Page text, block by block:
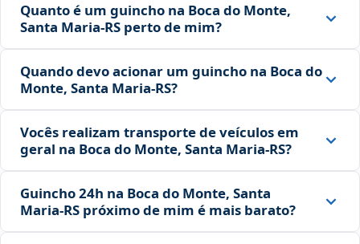
Quanto é um guincho na Boca do Monte,
Santa Maria‑RS perto de mim?
Quando devo acionar um guincho na Boca do
Monte, Santa Maria‑RS?
Vocês realizam transporte de veículos em
geral na Boca do Monte, Santa Maria‑RS?
Guincho 24h na Boca do Monte, Santa
Maria‑RS próximo de mim é mais barato?